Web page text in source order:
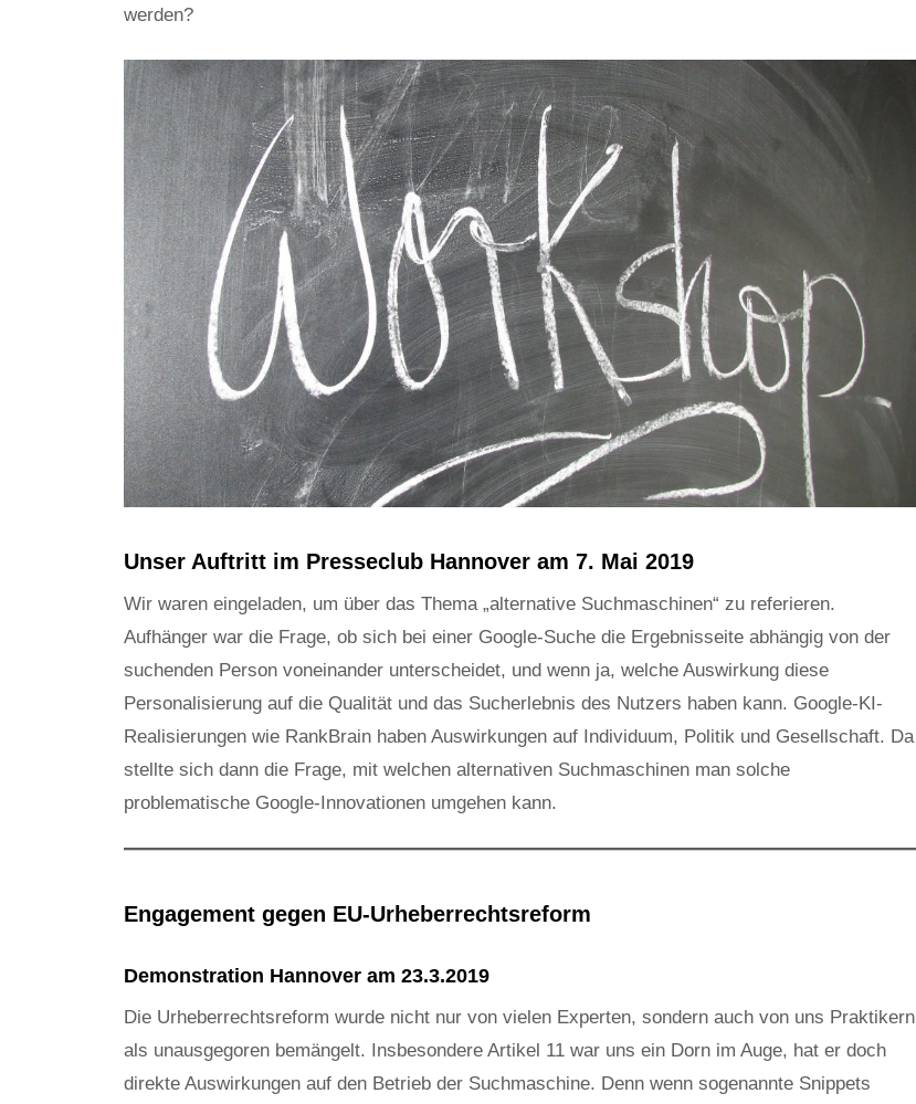
werden?
Unser Auftritt im Presseclub Hannover am 7. Mai 2019
Wir waren eingeladen, um über das Thema „alternative Suchmaschinen“ zu referieren.
Aufhänger war die Frage, ob sich bei einer Google-Suche die Ergebnisseite abhängig von der
suchenden Person voneinander unterscheidet, und wenn ja, welche Auswirkung diese
Personalisierung auf die Qualität und das Sucherlebnis des Nutzers haben kann. Google-KI-
Realisierungen wie RankBrain haben Auswirkungen auf Individuum, Politik und Gesellschaft. Da
stellte sich dann die Frage, mit welchen alternativen Suchmaschinen man solche
problematische Google-Innovationen umgehen kann.
Engagement gegen EU-Urheberrechtsreform
Demonstration Hannover am 23.3.2019
Die Urheberrechtsreform wurde nicht nur von vielen Experten, sondern auch von uns Praktikern
als unausgegoren bemängelt. Insbesondere Artikel 11 war uns ein Dorn im Auge, hat er doch
direkte Auswirkungen auf den Betrieb der Suchmaschine. Denn wenn sogenannte Snippets